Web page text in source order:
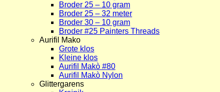
Broder 25 – 10 gram
Broder 25 – 32 meter
Broder 30 – 10 gram
Broder #25 Painters Threads
Aurifil Mako
Grote klos
Kleine klos
Aurifil Makò #80
Aurifil Makò Nylon
Glittergarens